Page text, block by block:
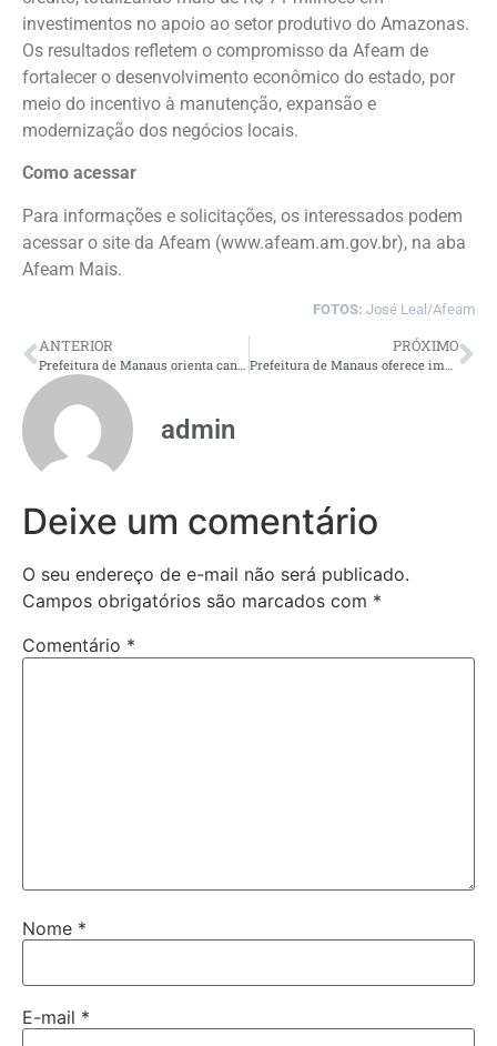
investimentos no apoio ao setor produtivo do Amazonas.
Os resultados refletem o compromisso da Afeam de
fortalecer o desenvolvimento econômico do estado, por
meio do incentivo à manutenção, expansão e
modernização dos negócios locais.
Como acessar
Para informações e solicitações, os interessados podem
acessar o site da Afeam (www.afeam.am.gov.br), na aba
Afeam Mais.
FOTOS: José Leal/Afeam
ANTERIOR
Prefeitura de Manaus orienta candidatos sobre aplicação da prova do concurso da Guarda Municipal neste domingo
PRÓXIMO
Prefeitura de Manaus oferece implante subdérmico contraceptivo em 25 unidades de saúde
admin
Deixe um comentário
O seu endereço de e-mail não será publicado.
Campos obrigatórios são marcados com *
Comentário *
Nome *
E-mail *